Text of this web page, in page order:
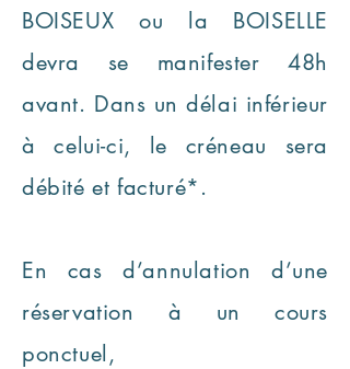
BOISEUX ou la BOISELLE
devra se manifester 48h
avant. Dans un délai inférieur
à celui-ci, le créneau sera
débité et facturé*.
En cas d’annulation d’une
réservation à un cours
ponctuel,